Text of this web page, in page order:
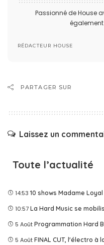
Passionné de House
également
RÉDACTEUR HOUSE
PARTAGER SUR
Laissez un
Toute l’actualité
14:53 10 shows Madame
10:57 La Hard Music se
5 Août Programmation Hard
5 Août FINAL CUT, l'électro à